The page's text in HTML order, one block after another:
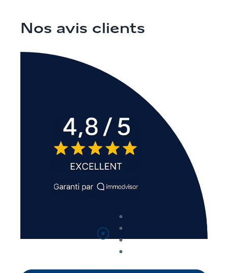
Nos avis clients
Suspendre
la lecture automatique